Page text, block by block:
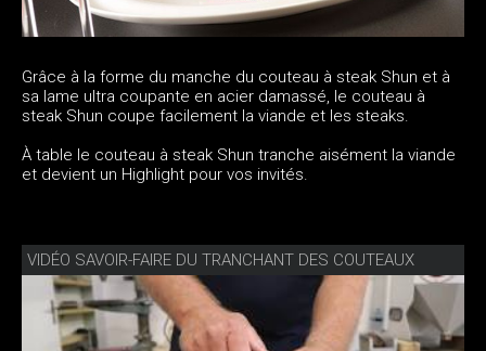
Grâce à la forme du manche du couteau à steak Shun et à
sa lame ultra coupante en acier damassé, le couteau à
steak Shun coupe facilement la viande et les steaks.
À table le couteau à steak Shun tranche aisément la viande
et devient un Highlight pour vos invités.
VIDÉO SAVOIR-FAIRE DU TRANCHANT DES COUTEAUX